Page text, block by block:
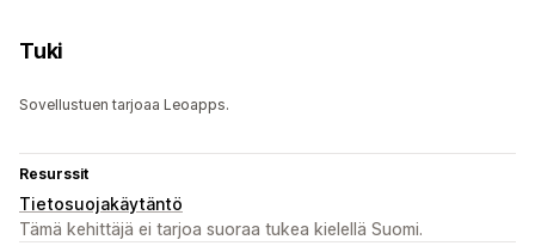
Tuki
Sovellustuen tarjoaa Leoapps.
Resurssit
Tietosuojakäytäntö
Tämä kehittäjä ei tarjoa suoraa tukea kielellä Suomi.